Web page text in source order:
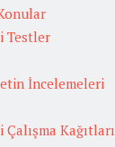
Testler
İncelemeleri
Kağıtları